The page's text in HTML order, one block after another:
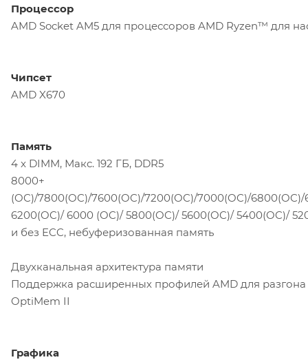
Процессор
AMD Socket AM5 для процессоров AMD Ryzen™ для
Чипсет
AMD X670
Память
4 x DIMM, Макс. 192 ГБ, DDR5
8000+
(OC)/7800(OC)/7600(OC)/7200(OC)/7000(OC)/
6200(OC)/ 6000 (OC)/ 5800(OC)/ 5600(OC)/ 5400(OC)/
и без ECC, небуферизованная память
Двухканальная архитектура памяти
Поддержка расширенных профилей AMD для
OptiMem II
Графика